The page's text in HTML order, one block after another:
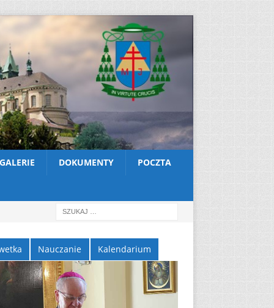
GALERIE DOKUMENTY POCZTA
Nauczanie Kalendarium